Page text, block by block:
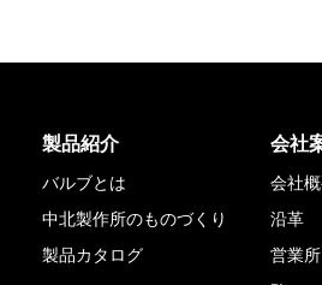
製品紹介
バルブとは
中北製作所のものづくり
製品カタログ
会社
会社
沿革
営業